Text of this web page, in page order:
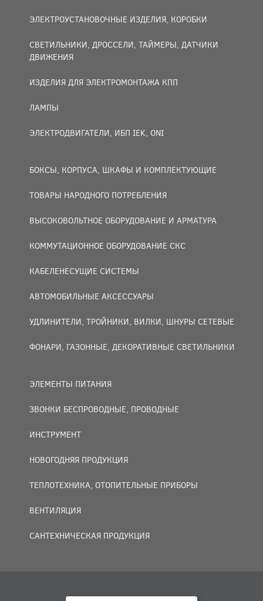
ЭЛЕКТРОУСТАНОВОЧНЫЕ ИЗДЕЛИЯ, КОРОБКИ
СВЕТИЛЬНИКИ, ДРОССЕЛИ, ТАЙМЕРЫ, ДАТЧИКИ
ДВИЖЕНИЯ
ИЗДЕЛИЯ ДЛЯ ЭЛЕКТРОМОНТАЖА КПП
ЛАМПЫ
ЭЛЕКТРОДВИГАТЕЛИ, ИБП IEK, ONI
БОКСЫ, КОРПУСА, ШКАФЫ И КОМПЛЕКТУЮЩИЕ
ТОВАРЫ НАРОДНОГО ПОТРЕБЛЕНИЯ
ВЫСОКОВОЛЬТНОЕ ОБОРУДОВАНИЕ И АРМАТУРА
КОММУТАЦИОННОЕ ОБОРУДОВАНИЕ СКС
КАБЕЛЕНЕСУЩИЕ СИСТЕМЫ
АВТОМОБИЛЬНЫЕ АКСЕССУАРЫ
УДЛИНИТЕЛИ, ТРОЙНИКИ, ВИЛКИ, ШНУРЫ СЕТЕВЫЕ
ФОНАРИ, ГАЗОННЫЕ, ДЕКОРАТИВНЫЕ СВЕТИЛЬНИКИ
ЭЛЕМЕНТЫ ПИТАНИЯ
ЗВОНКИ БЕСПРОВОДНЫЕ, ПРОВОДНЫЕ
ИНСТРУМЕНТ
НОВОГОДНЯЯ ПРОДУКЦИЯ
ТЕПЛОТЕХНИКА, ОТОПИТЕЛЬНЫЕ ПРИБОРЫ
ВЕНТИЛЯЦИЯ
САНТЕХНИЧЕСКАЯ ПРОДУКЦИЯ